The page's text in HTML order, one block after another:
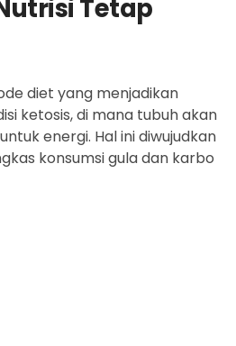
Tetap
diet yang menjadikan
ketosis, di mana tubuh akan
energi. Hal ini diwujudkan
konsumsi gula dan karbo